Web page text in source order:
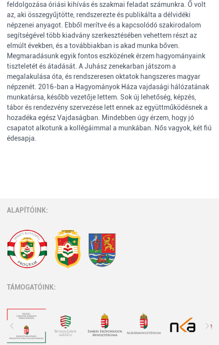
feldolgozása óriási kihívás és szakmai feladat számunkra. Ő volt
az, aki összegyűjtötte, rendszerezte és publikálta a délvidéki
népzenei anyagot. Ebből merítve és a kapcsolódó szakirodalom
segítségével több kiadvány szerkesztésében vehettem részt az
elmúlt években, és a továbbiakban is akad munka bőven.
Megmaradásunk egyik fontos eszközének érzem hagyományaink
tiszteletét és átadását. A Juhász zenekarban játszom a
megalakulása óta, és rendszeresen oktatok hangszeres magyar
népzenét. 2016-ban a Hagyományok Háza vajdasági hálózatának
munkatársa, később vezetője lettem. Sok új lehetőség, képzés,
tábor és rendezvény szervezése lett ennek az együttműködésnek a
hozadéka egész Vajdaságban. Mindebben úgy érzem, hogy jó
csapatot alkotunk a kollégáimmal a munkában. Nős vagyok, két fiú
édesapja.
ALAPÍTÓINK:
TÁMOGATÓINK: